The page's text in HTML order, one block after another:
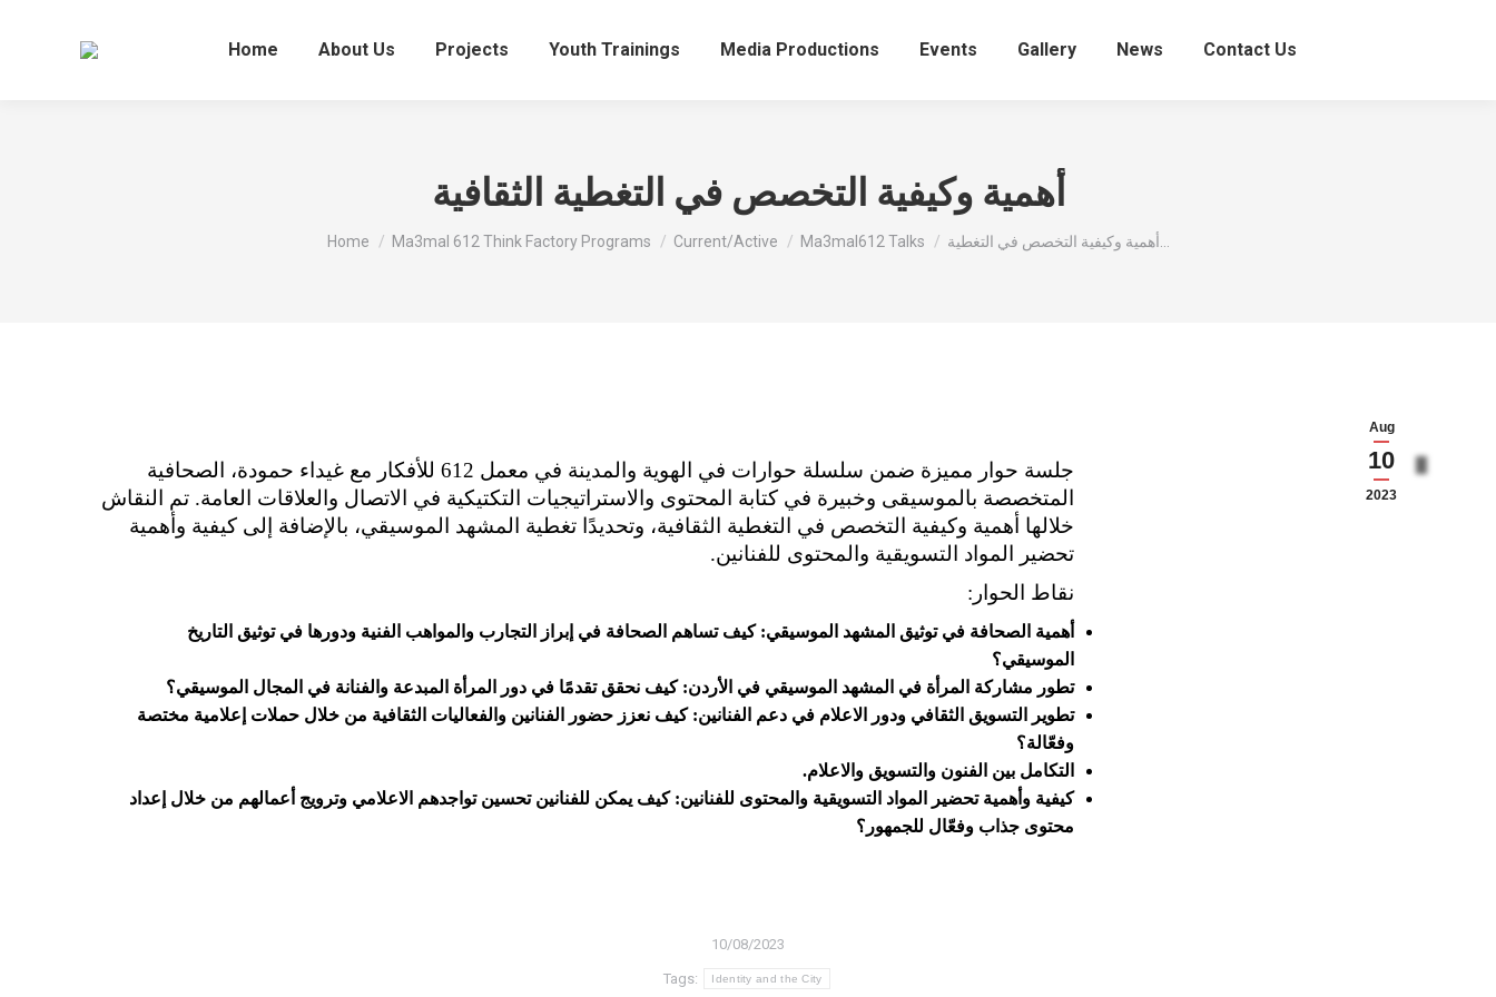
Home About Us Projects Youth Trainings Media Productions Events Gallery News Contact Us
أهمية وكيفية التخصص في التغطية الثقافية
You are here:
Home Ma3mal 612 Think Factory Programs Current/Active Ma3mal612 Talks
Aug
10
2023
جلسة حوار مميزة ضمن سلسلة حوارات في الهوية والمدينة في معمل 612 للأفكار مع غيداء حمودة، الصحافية
المتخصصة بالموسيقى وخبيرة في كتابة المحتوى والاستراتيجيات التكتيكية في الاتصال والعلاقات العامة. تم النقاش
خلالها أهمية وكيفية التخصص في التغطية الثقافية، وتحديدًا تغطية المشهد الموسيقي، بالإضافة إلى كيفية وأهمية
تحضير المواد التسويقية والمحتوى للفنانين.
نقاط الحوار:
أهمية الصحافة في توثيق المشهد الموسيقي: كيف تساهم الصحافة في إبراز التجارب والمواهب الفنية ودورها في توثيق التاريخ
الموسيقي؟
تطور مشاركة المرأة في المشهد الموسيقي في الأردن: كيف نحقق تقدمًا في دور المرأة المبدعة والفنانة في المجال الموسيقي؟
تطوير التسويق الثقافي ودور الاعلام في دعم الفنانين: كيف نعزز حضور الفنانين والفعاليات الثقافية من خلال حملات إعلامية مختصة
وفعّالة؟
التكامل بين الفنون والتسويق والاعلام.
كيفية وأهمية تحضير المواد التسويقية والمحتوى للفنانين: كيف يمكن للفنانين تحسين تواجدهم الاعلامي وترويج أعمالهم من خلال إعداد
محتوى جذاب وفعّال للجمهور؟
10/08/2023
Tags: Identity and the City